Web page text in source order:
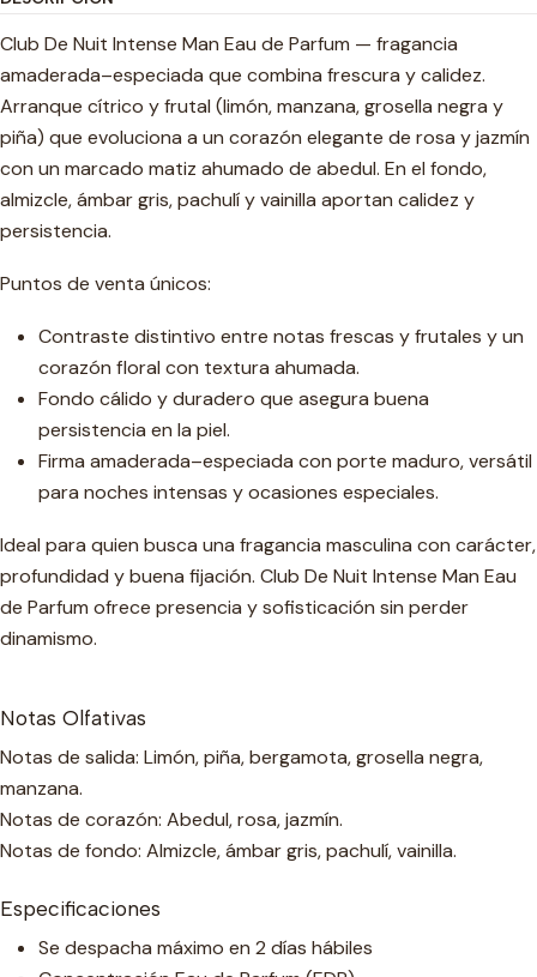
Club De Nuit Intense Man Eau de Parfum — fragancia
amaderada–especiada que combina frescura y calidez.
Arranque cítrico y frutal (limón, manzana, grosella negra y
piña) que evoluciona a un corazón elegante de rosa y jazmín
con un marcado matiz ahumado de abedul. En el fondo,
almizcle, ámbar gris, pachulí y vainilla aportan calidez y
persistencia.
Puntos de venta únicos:
Contraste distintivo entre notas frescas y frutales y un
corazón floral con textura ahumada.
Fondo cálido y duradero que asegura buena
persistencia en la piel.
Firma amaderada–especiada con porte maduro, versátil
para noches intensas y ocasiones especiales.
Ideal para quien busca una fragancia masculina con carácter,
profundidad y buena fijación. Club De Nuit Intense Man Eau
de Parfum ofrece presencia y sofisticación sin perder
dinamismo.
Notas Olfativas
Notas de salida: Limón, piña, bergamota, grosella negra,
manzana.
Notas de corazón: Abedul, rosa, jazmín.
Notas de fondo: Almizcle, ámbar gris, pachulí, vainilla.
Especificaciones
Se despacha máximo en 2 días hábiles